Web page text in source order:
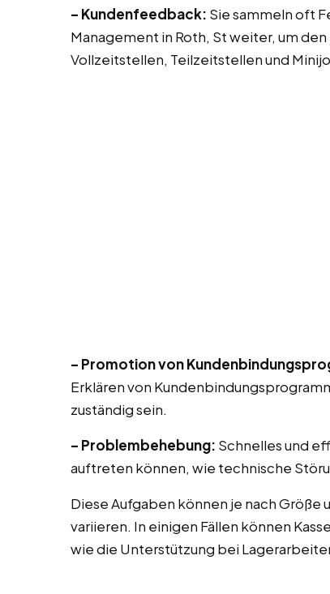
– Kundenfeedback: Sie sammeln oft
Management in Roth, St weiter, um
Vollzeitstellen, Teilzeitstellen und
– Promotion von
Erklären von
zuständig sein.
– Problembehebung: Schnelles und
auftreten können, wie technische
Diese Aufgaben können je nach Größe
variieren. In einigen Fällen können
wie die Unterstützung bei